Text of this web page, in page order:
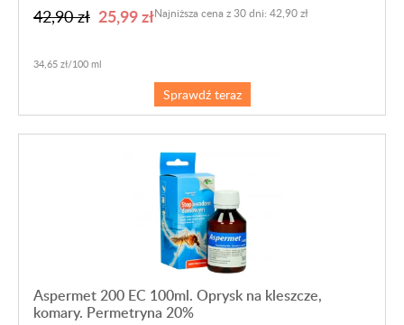
42,90 zł 25,99 zł
34,65 zł/100 ml
Najniższa cena z 30 dni: 42,90 zł
Sprawdź teraz
Aspermet 200 EC 100ml. Oprysk na kleszcze,
komary. Permetryna 20%